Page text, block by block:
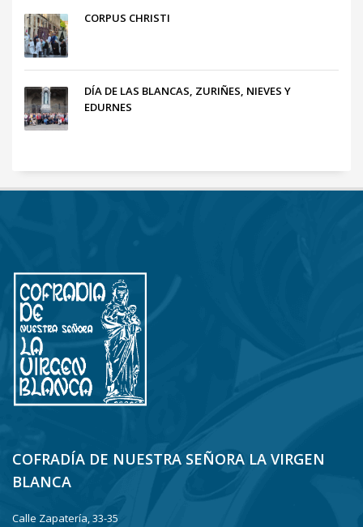
CORPUS CHRISTI
DÍA DE LAS BLANCAS, ZURIÑES, NIEVES Y
EDURNES
COFRADÍA DE NUESTRA SEÑORA LA VIRGEN
BLANCA
Calle Zapatería, 33-35